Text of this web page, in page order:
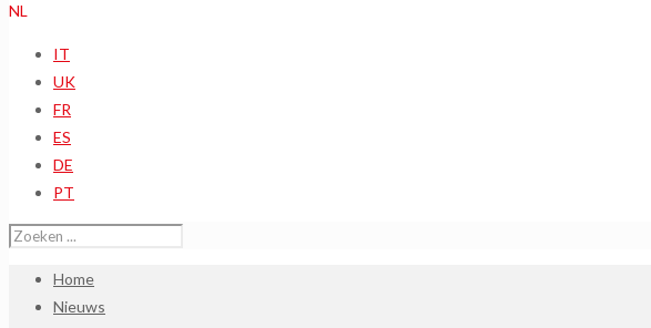
NL
IT
UK
FR
ES
DE
PT
Home
Nieuws